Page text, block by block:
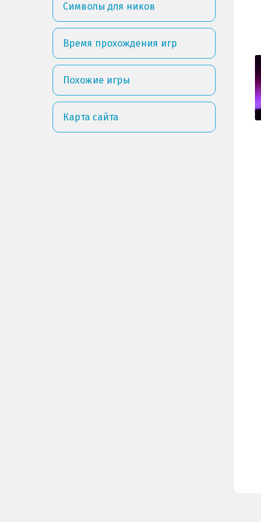
Символы для ников
Время прохождения игр
Похожие игры
Карта сайта